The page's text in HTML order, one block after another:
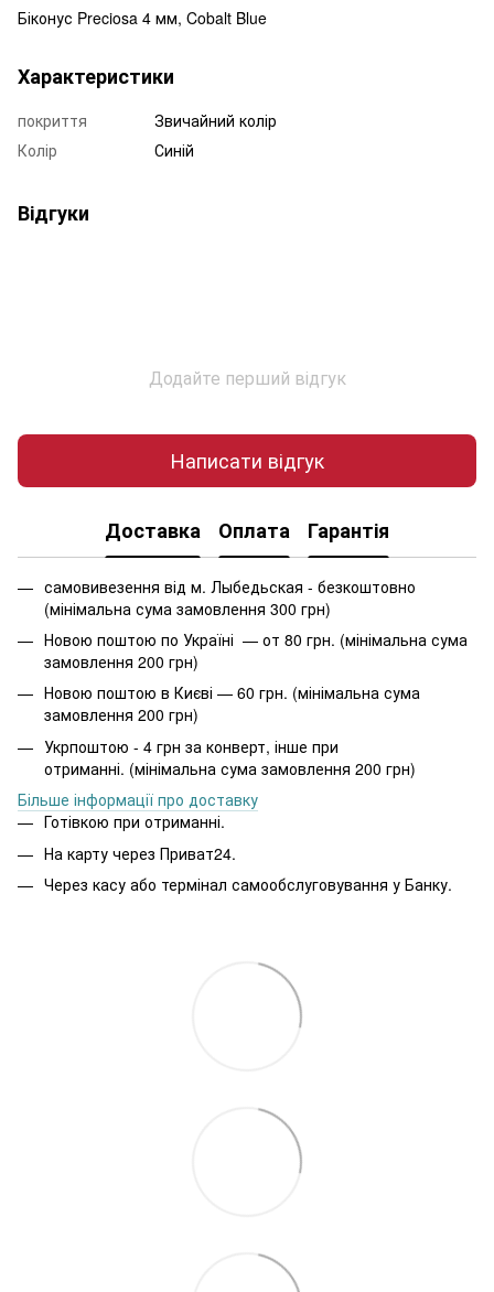
Біконус Preciosa 4 мм, Cobalt Blue
Характеристики
покриття
Звичайний колір
Колір
Синій
Відгуки
Додайте перший відгук
Написати відгук
Доставка Оплата Гарантія
самовивезення від м. Лыбедьская - безкоштовно
(мінімальна сума замовлення 300 грн)
Новою поштою по Україні — от 80 грн. (мінімальна сума
замовлення 200 грн)
Новою поштою в Києві — 60 грн. (мінімальна сума
замовлення 200 грн)
Укрпоштою - 4 грн за конверт, інше при
отриманні. (мінімальна сума замовлення 200 грн)
Більше інформації про доставку
Готівкою при отриманні.
На карту через Приват24.
Через касу або термінал самообслуговування у Банку.